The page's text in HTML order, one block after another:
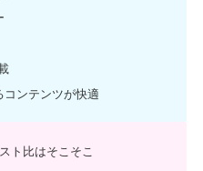
コンテンツが快適
ト比はそこそこ